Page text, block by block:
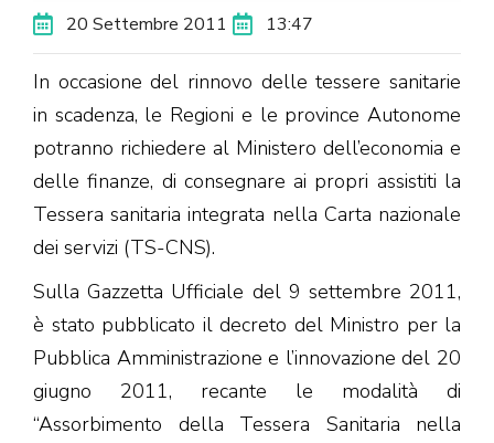
20 Settembre 2011 13:47
In occasione del rinnovo delle tessere sanitarie
in scadenza, le Regioni e le province Autonome
potranno richiedere al Ministero dell’economia e
delle finanze, di consegnare ai propri assistiti la
Tessera sanitaria integrata nella Carta nazionale
dei servizi (TS-CNS).
Sulla Gazzetta Ufficiale del 9 settembre 2011,
è stato pubblicato il decreto del Ministro per la
Pubblica Amministrazione e l’innovazione del 20
giugno 2011, recante le modalità di
“Assorbimento della Tessera Sanitaria nella